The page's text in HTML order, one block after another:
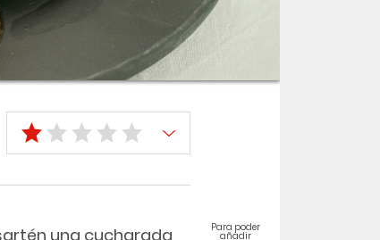
una cucharada
Para poder
añadir